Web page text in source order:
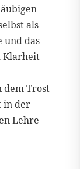
als
und das
Klarheit
dem Trost
in der
Lehre